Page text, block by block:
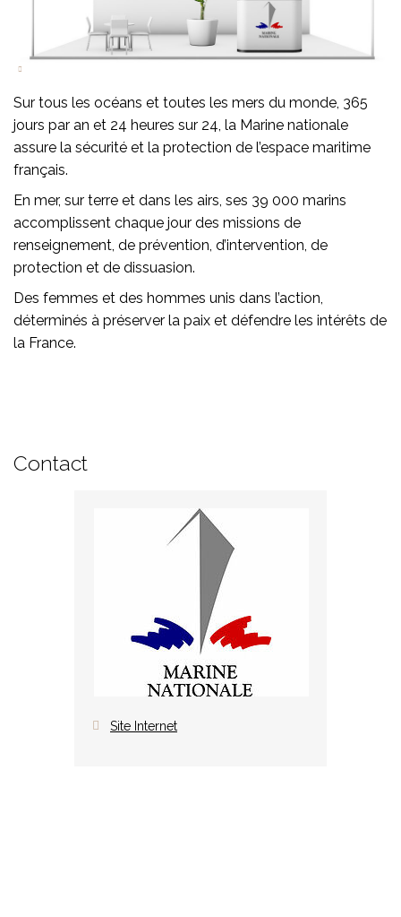
Sur tous les océans et toutes les mers du monde, 365
jours par an et 24 heures sur 24, la Marine nationale
assure la sécurité et la protection de l’espace maritime
français.
En mer, sur terre et dans les airs, ses 39 000 marins
accomplissent chaque jour des missions de
renseignement, de prévention, d’intervention, de
protection et de dissuasion.
Des femmes et des hommes unis dans l’action,
déterminés à préserver la paix et défendre les intérêts de
la France.
Contact
Site Internet